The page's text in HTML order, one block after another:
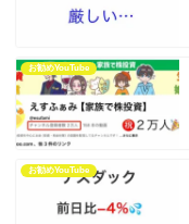
お勧めYouTube
お勧めYouTube